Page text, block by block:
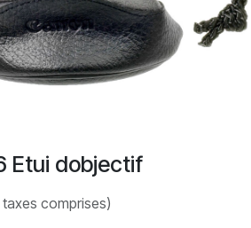
Etui dobjectif
comprises)